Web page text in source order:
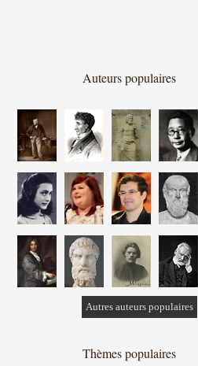
Auteurs populaires
Autres auteurs populaires
Thèmes populaires